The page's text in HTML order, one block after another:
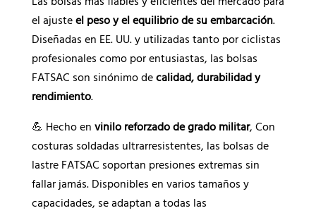
el ajusteel peso y el equilibrio de su embarcación.
Diseñadas en EE. UU. y utilizadas tanto por ciclistas
profesionales como por entusiastas, las bolsas
FATSAC son sinónimo decalidad, durabilidad y
rendimiento.
💪 Hecho en vinilo reforzado de grado militar, Con
costuras soldadas ultrarresistentes, las bolsas de
lastre FATSAC soportan presiones extremas sin
fallar jamás. Disponibles en varios tamaños y
capacidades, se adaptan a todas las